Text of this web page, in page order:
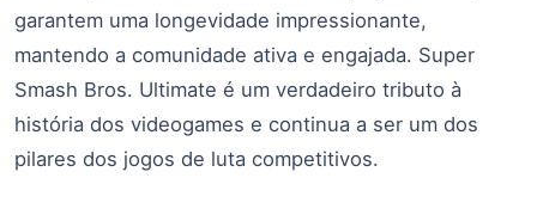
garantem uma longevidade impressionante,
mantendo a comunidade ativa e engajada. Super
Smash Bros. Ultimate é um verdadeiro tributo à
história dos videogames e continua a ser um dos
pilares dos jogos de luta competitivos.